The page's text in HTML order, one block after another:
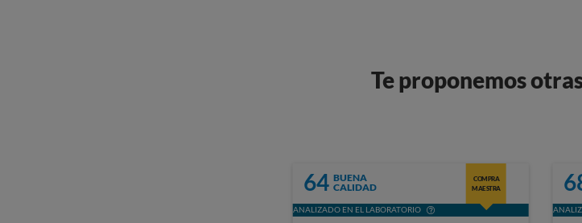
Te proponemos
64 BUENA
CALIDAD
COMPRA
MAESTRA
ANALIZADO EN EL LABORATORIO